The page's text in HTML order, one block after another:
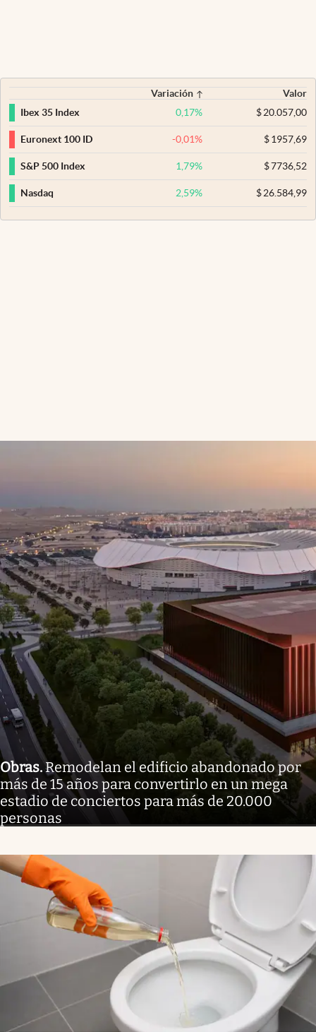
Variación
Valor
Ibex 35 Index
0,17% $20.057,00
Euronext 100 ID -0,01% $1957,69
S&P 500 Index 1,79% $7736,52
Nasdaq 2,59% $26.584,99
Obras.Remodelan el edificio abandonado por
más de 15 años para convertirlo en un mega
estadio de conciertos para más de 20.000
personas